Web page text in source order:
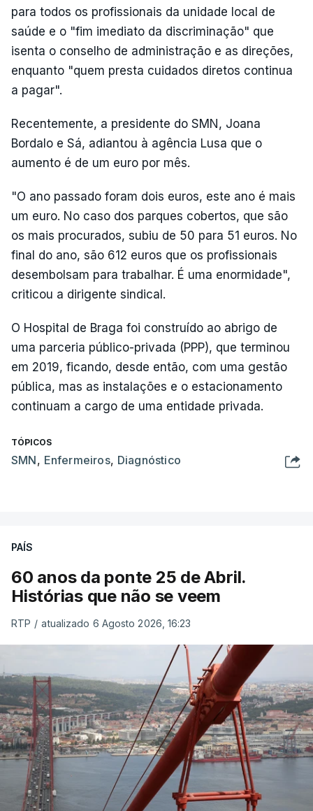
para todos os profissionais da unidade local de
saúde e o "fim imediato da discriminação" que
isenta o conselho de administração e as direções,
enquanto "quem presta cuidados diretos continua
a pagar".
Recentemente, a presidente do SMN, Joana
Bordalo e Sá, adiantou à agência Lusa que o
aumento é de um euro por mês.
"O ano passado foram dois euros, este ano é mais
um euro. No caso dos parques cobertos, que são
os mais procurados, subiu de 50 para 51 euros. No
final do ano, são 612 euros que os profissionais
desembolsam para trabalhar. É uma enormidade",
criticou a dirigente sindical.
O Hospital de Braga foi construído ao abrigo de
uma parceria público-privada (PPP), que terminou
em 2019, ficando, desde então, com uma gestão
pública, mas as instalações e o estacionamento
continuam a cargo de uma entidade privada.
TÓPICOS
SMN, Enfermeiros, Diagnóstico
PAÍS
60 anos da ponte 25 de Abril.
Histórias que não se veem
RTP / atualizado 6 Agosto 2026, 16:23